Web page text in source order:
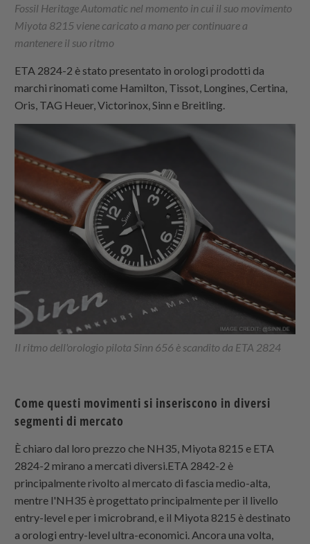
Fossil Heritage Automatic nel momento in cui il suo movimento
Miyota 8215 viene caricato a mano per continuare a
mantenere il suo ritmo
ETA 2824-2 è stato presentato in orologi prodotti da
marchi rinomati come Hamilton, Tissot, Longines, Certina,
Oris, TAG Heuer, Victorinox, Sinn e Breitling.
Il ritmo dell'orologio pilota Sinn 656 è scandito da ETA 2824
Come questi movimenti si inseriscono in diversi
segmenti di mercato
È chiaro dal loro prezzo che NH35, Miyota 8215 e ETA
2824-2 mirano a mercati diversi.ETA 2842-2 è
principalmente rivolto al mercato di fascia medio-alta,
mentre l'NH35 è progettato principalmente per il livello
entry-level e per i microbrand, e il Miyota 8215 è destinato
a orologi entry-level ultra-economici. Ancora una volta,